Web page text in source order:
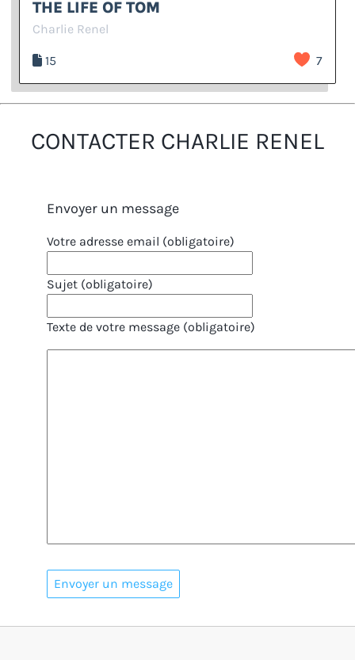
THE LIFE OF TOM
Charlie Renel
15 7
CONTACTER CHARLIE RENEL
Envoyer un message
Votre adresse email (obligatoire)
Sujet (obligatoire)
Texte de votre message (obligatoire)